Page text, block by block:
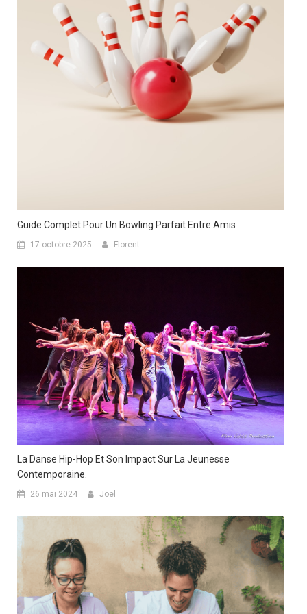
Guide Complet Pour Un Bowling Parfait Entre Amis
17 octobre 2025 Florent
La Danse Hip-Hop Et Son Impact Sur La Jeunesse
Contemporaine.
26 mai 2024 Joel